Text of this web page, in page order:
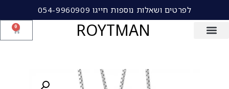
לפרטים ושאלות נוספות חייגו 054-9960909
ROYTMAN
0